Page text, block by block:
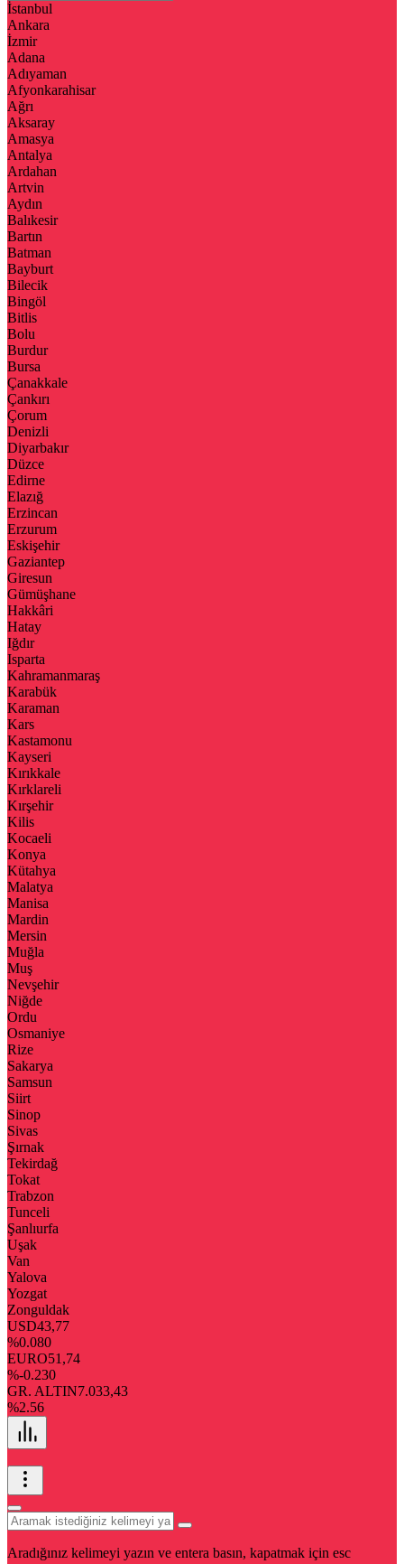
İstanbul
Ankara
İzmir
Adana
Adıyaman
Afyonkarahisar
Ağrı
Aksaray
Amasya
Antalya
Ardahan
Artvin
Aydın
Balıkesir
Bartın
Batman
Bayburt
Bilecik
Bingöl
Bitlis
Bolu
Burdur
Bursa
Çanakkale
Çankırı
Çorum
Denizli
Diyarbakır
Düzce
Edirne
Elazığ
Erzincan
Erzurum
Eskişehir
Gaziantep
Giresun
Gümüşhane
Hakkâri
Hatay
Iğdır
Isparta
Kahramanmaraş
Karabük
Karaman
Kars
Kastamonu
Kayseri
Kırıkkale
Kırklareli
Kırşehir
Kilis
Kocaeli
Konya
Kütahya
Malatya
Manisa
Mardin
Mersin
Muğla
Muş
Nevşehir
Niğde
Ordu
Osmaniye
Rize
Sakarya
Samsun
Siirt
Sinop
Sivas
Şırnak
Tekirdağ
Tokat
Trabzon
Tunceli
Şanlıurfa
Uşak
Van
Yalova
Yozgat
Zonguldak
USD43,77
%0.080
EURO51,74
%-0.230
GR. ALTIN7.033,43
%2.56
Aradığınız kelimeyi yazın ve entera basın, kapatmak için esc